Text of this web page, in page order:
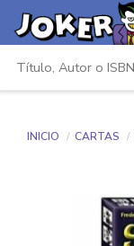
INICIO CARTAS